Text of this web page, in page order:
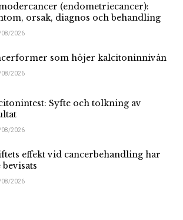
(endometriecancer):
orsak, diagnos och behandling
08/2026
som höjer kalcitoninnivån
08/2026
Syfte och tolkning av
08/2026
effekt vid cancerbehandling har
08/2026